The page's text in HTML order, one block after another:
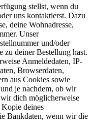
stellst, wenn du
uns kontaktierst. Dazu
deine Wohnadresse,
Unser
und/oder
zu deiner Bestellung hast.
Anmeldedaten, IP-
Browserdaten,
aus Cookies sowie
je nachdem, ob wir
dich möglicherweise
deines
Bankdaten, wenn wir die